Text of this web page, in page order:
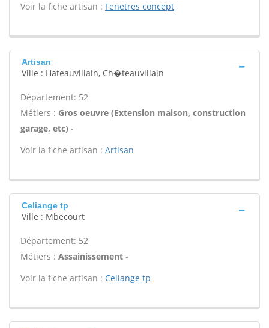
Voir la fiche artisan : Fenetres concept
Artisan
Ville : Hateauvillain, Ch�teauvillain
Département: 52
Métiers : Gros oeuvre (Extension maison, construction
garage, etc) -
Voir la fiche artisan : Artisan
Celiange tp
Ville : Mbecourt
Département: 52
Métiers : Assainissement -
Voir la fiche artisan : Celiange tp